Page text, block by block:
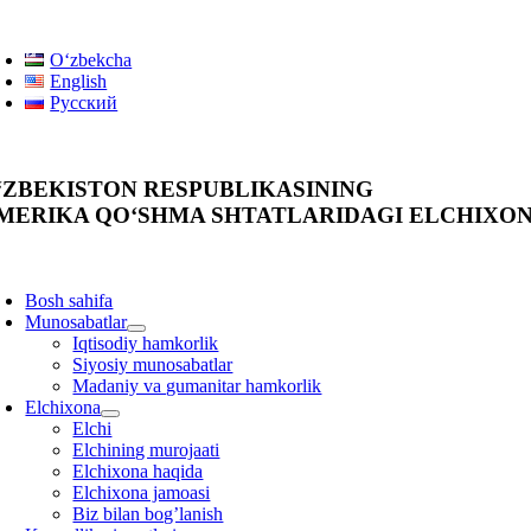
contentOʻzbekcha
English
Русский
RESPUBLIKASINING
QO‘SHMA SHTATLARIDAGI
Bosh sahifa
Munosabatlar
Iqtisodiy hamkorlik
Siyosiy munosabatlar
Madaniy va gumanitar hamkorlik
Elchixona
Elchi
Elchining murojaati
Elchixona haqida
Elchixona jamoasi
Biz bilan bog’lanish